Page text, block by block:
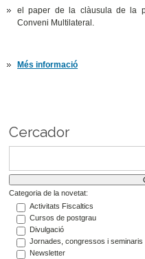
el paper de la clàusula de la
Conveni Multilateral.
Més informació
Cercador
Categoria de la novetat:
Activitats Fiscaltics
Cursos de postgrau
Divulgació
Jornades, congressos i seminaris
Newsletter